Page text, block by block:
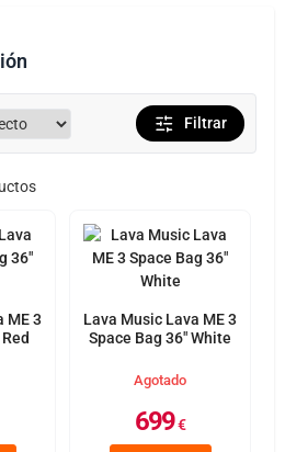
Filtrar
ME 3
Lava Music Lava ME 3
Space Bag 36" White
Agotado
699€